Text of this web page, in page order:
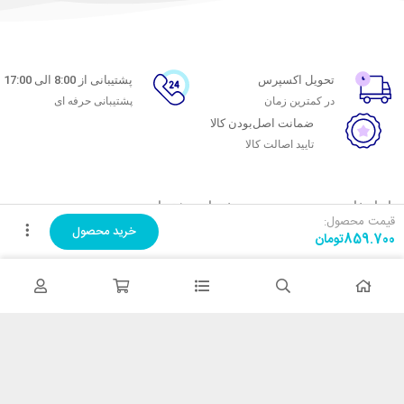
قیمت محصول:
تومان859.700 خرید محصول
تحویل اکسپرس
در کمترین زمان
پشتیبانی از 8:00 الی 17:00
پشتیبانی حرفه ای
ضمانت اصل‌بودن کالا
تایید اصالت کالا
با ماه خانوم
اتاق خبر ماه خانوم
همکاری با سازمان‌ها
خدمات مشتریان
پاسخ به پرسش‌های متداول
شرایط استفاده